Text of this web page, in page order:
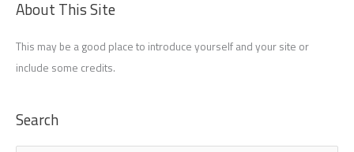
About This Site
This may be a good place to introduce yourself and your site or
include some credits.
Search